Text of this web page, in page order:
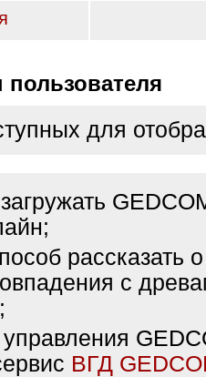
пользователя
для
рассказать
с
управления
ВГД